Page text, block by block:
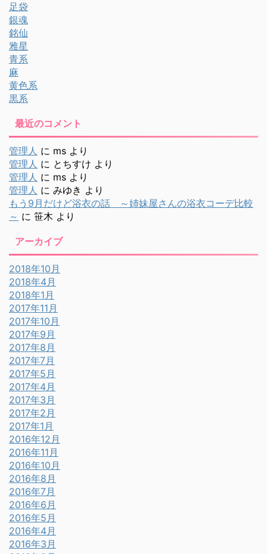
足袋
銀魂
銘仙
雅星
青系
麻
黄色系
黒系
最近のコメント
管理人 に ms より
管理人 に とちすけ より
管理人 に ms より
管理人 に みゆき より
もう9月だけど浴衣の話 ～姉妹屋さんの浴衣コーデ比較
～ に 笹木 より
アーカイブ
2018年10月
2018年4月
2018年1月
2017年11月
2017年10月
2017年9月
2017年8月
2017年7月
2017年5月
2017年4月
2017年3月
2017年2月
2017年1月
2016年12月
2016年11月
2016年10月
2016年8月
2016年7月
2016年6月
2016年5月
2016年4月
2016年3月